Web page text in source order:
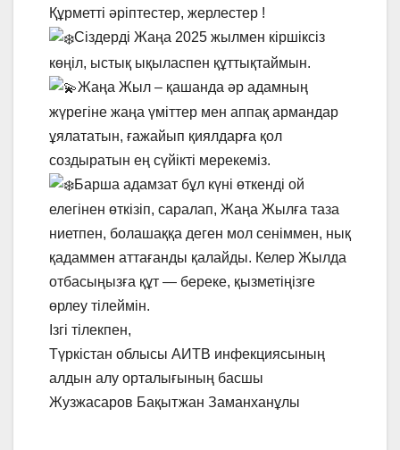
Құрметті әріптестер, жерлестер !
Сіздерді Жаңа 2025 жылмен кіршіксіз
көңіл, ыстық ықыласпен құттықтаймын.
Жаңа Жыл – қашанда әр адамның
жүрегіне жаңа үміттер мен аппақ армандар
ұялататын, ғажайып қиялдарға қол
создыратын ең сүйікті мерекеміз.
Барша адамзат бұл күні өткенді ой
елегінен өткізіп, саралап, Жаңа Жылға таза
ниетпен, болашаққа деген мол сеніммен, нық
қадаммен аттағанды қалайды. Келер Жылда
отбасыңызға құт — береке, қызметіңізге
өрлеу тілеймін.
Ізгі тілекпен,
Түркістан облысы АИТВ инфекциясының
алдын алу орталығының басшы
Жузжасаров Бақытжан Заманханұлы